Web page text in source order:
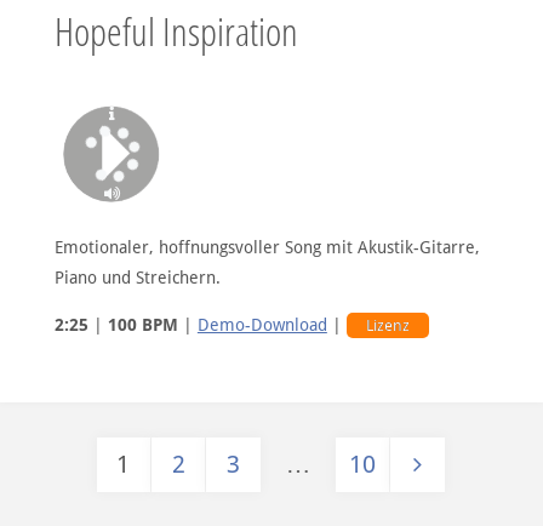
Hopeful Inspiration
Emotionaler, hoffnungsvoller Song mit Akustik-Gitarre,
Piano und Streichern.
2:25 100 BPM Demo-Download Lizenz
1 2 3 … 10